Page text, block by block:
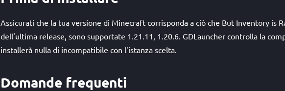
Assicurati che la tua versione di Minecraft corrisponda a ciò che But Inventory is
dell'ultima release, sono supportate 1.21.11, 1.20.6. GDLauncher controlla la
installerà nulla di incompatibile con l'istanza scelta.
Domande frequenti